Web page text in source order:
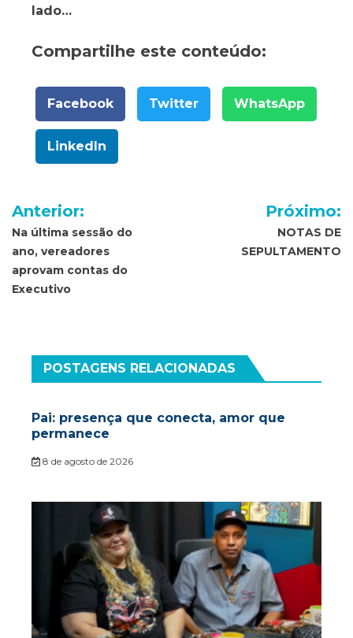
lado…
Compartilhe este conteúdo:
Facebook Twitter WhatsApp
LinkedIn
Navegação
de
Post
Anterior:
Na última sessão do
ano, vereadores
aprovam contas do
Executivo
Próximo:
NOTAS DE
SEPULTAMENTO
POSTAGENS RELACIONADAS
Pai: presença que conecta, amor que
permanece
8 de agosto de 2026